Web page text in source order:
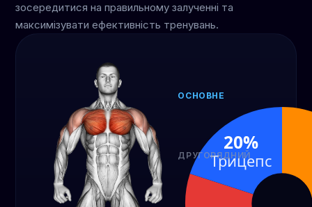
зосередитися на правильному залученні та
максимізувати ефективність тренувань.
ОСНОВНЕ
Груди
60%
ДРУГОРЯДНИЙ
Плечі
20%
20%
20%
Трицепс